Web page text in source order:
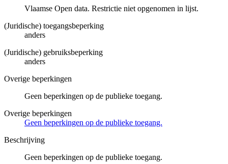
Vlaamse Open data. Restrictie niet opgenomen in lijst.
(Juridische) toegangsbeperking
anders
(Juridische) gebruiksbeperking
anders
Overige beperkingen
Geen beperkingen op de publieke toegang.
Overige beperkingen
Geen beperkingen op de publieke toegang.
Beschrijving
Geen beperkingen op de publieke toegang.